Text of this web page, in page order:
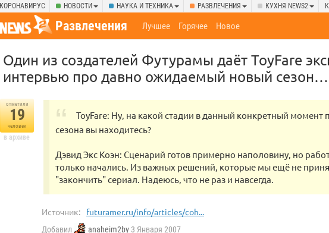
КОРОНАВИРУС НОВОСТИ НАУКА И ТЕХНИКА РАЗВЛЕЧЕНИЯ КУХНЯ NEWS2
Развлечения Лучшее Горячее Новое
Один из создателей Футурамы даёт ToyFare
интервью про давно ожидаемый новый сезон…
отметили
19
человек
в архиве
ToyFare: Ну, на какой стадии в данный конкретный момент
сезона вы находитесь?
Дэвид Экс Коэн: Сценарий готов примерно наполовину, но
только начались. Из важных решений, которые мы ещё не
"закончить" сериал. Надеюсь, что не раз и навсегда.
Источник: futuramer.ru/info/articles/coh...
Добавил anaheim2by 3 Января 2007